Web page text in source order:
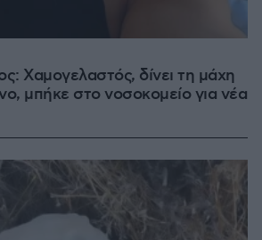
Χαμογελαστός, δίνει τη μάχη
μπήκε στο νοσοκομείο για νέα